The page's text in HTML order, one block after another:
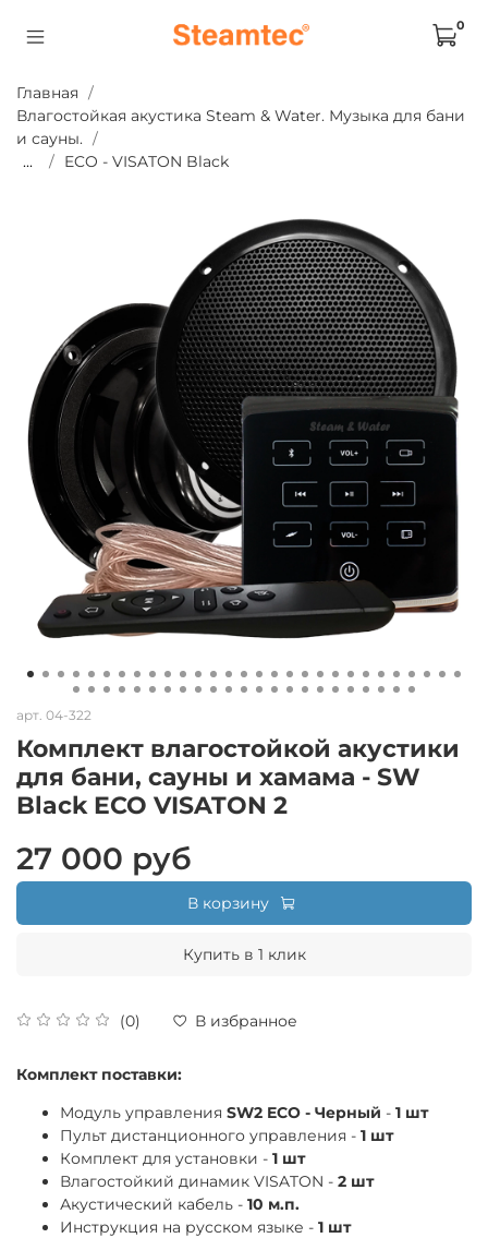
0
Главная
Влагостойкая акустика Steam & Water. Музыка для бани
и сауны.
...
ECO - VISATON Black
арт. 04-322
Комплект влагостойкой акустики
для бани, сауны и хамама - SW
Black ECO VISATON 2
(0) В избранное
27 000 руб
В корзину
Купить в 1 клик
Комплект поставки:
Модуль управления SW2 ECO - Черный - 1 шт
Пульт дистанционного управления - 1 шт
Комплект для установки - 1 шт
Влагостойкий динамик VISATON - 2 шт
Акустический кабель - 10 м.п.
Инструкция на русском языке - 1 шт